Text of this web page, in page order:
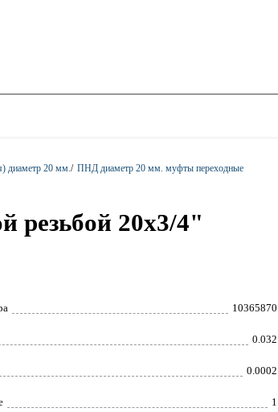
диаметр 20 мм./ ПНД диаметр 20 мм. муфты переходные
резьбой 20x3/4"
10365870
0.032
0.0002
1